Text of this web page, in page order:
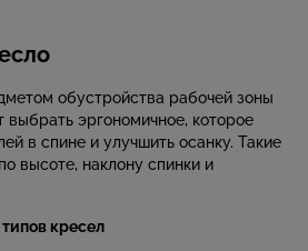
обустройства рабочей зоны
выбрать эргономичное, которое
в спине и улучшить осанку. Такие
высоте, наклону спинки и
кресел